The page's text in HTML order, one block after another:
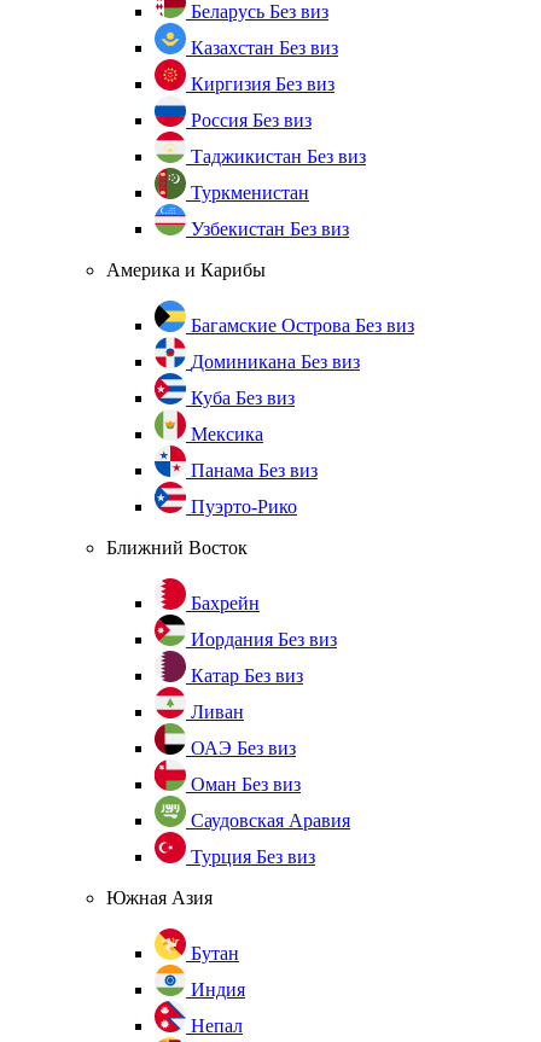
Беларусь Без виз
Казахстан Без виз
Киргизия Без виз
Россия Без виз
Таджикистан Без виз
Туркменистан
Узбекистан Без виз
Америка и Карибы
Багамские Острова Без виз
Доминикана Без виз
Куба Без виз
Мексика
Панама Без виз
Пуэрто-Рико
Ближний Восток
Бахрейн
Иордания Без виз
Катар Без виз
Ливан
ОАЭ Без виз
Оман Без виз
Саудовская Аравия
Турция Без виз
Южная Азия
Бутан
Индия
Непал